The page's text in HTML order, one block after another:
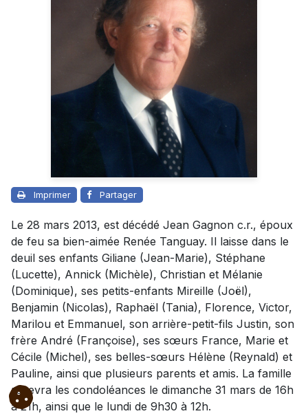
Imprimer Partager
Le 28 mars 2013, est décédé Jean Gagnon c.r., époux
de feu sa bien-aimée Renée Tanguay. Il laisse dans le
deuil ses enfants Giliane (Jean-Marie), Stéphane
(Lucette), Annick (Michèle), Christian et Mélanie
(Dominique), ses petits-enfants Mireille (Joël),
Benjamin (Nicolas), Raphaël (Tania), Florence, Victor,
Marilou et Emmanuel, son arrière-petit-fils Justin, son
frère André (Françoise), ses sœurs France, Marie et
Cécile (Michel), ses belles-sœurs Hélène (Reynald) et
Pauline, ainsi que plusieurs parents et amis. La famille
recevra les condoléances le dimanche 31 mars de 16h
à 21h, ainsi que le lundi de 9h30 à 12h.